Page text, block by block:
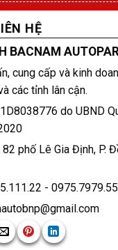
HỆ
BACNAM
cung cấp và kinh
các tỉnh lân cận.
do UBND
phố Lê Gia Định, P.
-